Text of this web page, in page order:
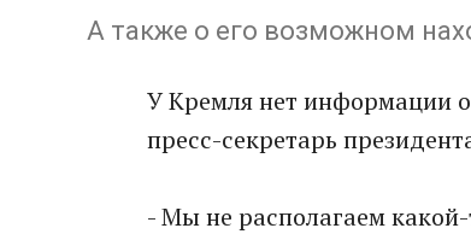
А также о его возможном
У Кремля нет информации
пресс-секретарь
- Мы не располагаем